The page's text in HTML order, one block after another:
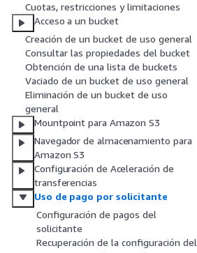
Cuotas, restricciones y limitaciones
Acceso a un bucket
Creación de un bucket de uso general
Consultar las propiedades del bucket
Obtención de una lista de buckets
Vaciado de un bucket de uso general
Eliminación de un bucket de uso
general
Mountpoint para Amazon S3
Navegador de almacenamiento para
Amazon S3
Configuración de Aceleración de
transferencias
Uso de pago por solicitante
Configuración de pagos del
solicitante
Recuperación de la configuración del